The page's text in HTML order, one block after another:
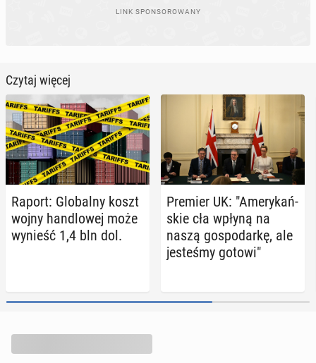
Czytaj więcej
Raport: Glo­bal­ny koszt
wojny han­dlo­wej może
wynieść 1,4 bln dol.
Premier UK: "Ame­ry­kań­
skie cła wpłyną na
naszą go­spo­dar­kę, ale
je­ste­śmy gotowi"